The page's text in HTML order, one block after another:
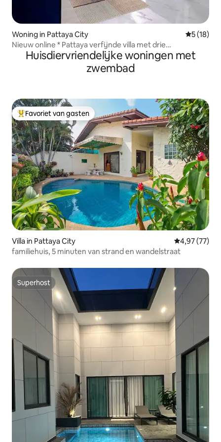
Woning in Pattaya City
5 (18)
Nieuw online * Pattaya verfijnde villa met drie
slaapkamers en drie badkamers * Geschikt voor lange en
Huisdiervriendelijke woningen met
zwembad
Topfavoriet van gasten
Favoriet van gasten
Villa in Pattaya City Gemiddelde
4,97 (77)
familiehuis, 5 minuten van strand en wandelstraat
Superhost
Superhost